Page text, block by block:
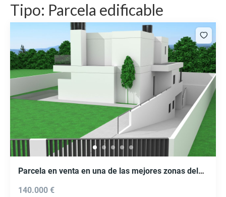
Tipo: Parcela edificable
Parcela en venta en una de las mejores zonas del
140.000 €